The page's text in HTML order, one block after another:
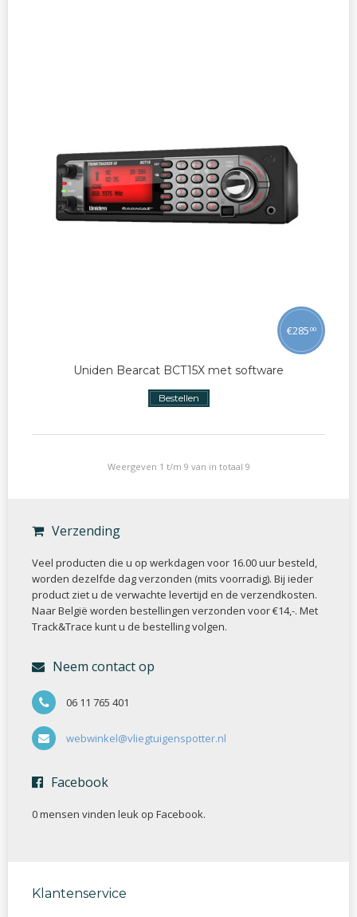
Uniden Bearcat BCT15X met software
€285 00
Bestellen
Weergeven 1 t/m 9 van in totaal 9
Verzending
Veel producten die u op werkdagen voor 16.00 uur besteld,
worden dezelfde dag verzonden (mits voorradig). Bij ieder
product ziet u de verwachte levertijd en de verzendkosten.
Naar België worden bestellingen verzonden voor €14,-. Met
Track&Trace kunt u de bestelling volgen.
Neem contact op
06 11 765 401
webwinkel@vliegtuigenspotter.nl
Facebook
0 mensen vinden leuk op Facebook.
Klantenservice